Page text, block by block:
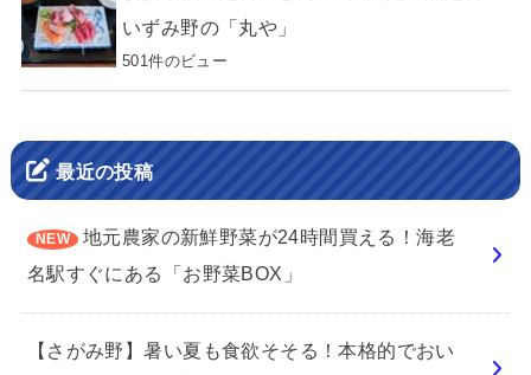
いずみ野の「丸や」
501件のビュー
最近の投稿
地元農家の新鮮野菜が24時間買える！海老
名駅すぐにある「お野菜BOX」
【さがみ野】暑い夏も食欲そそる！本格的でおい